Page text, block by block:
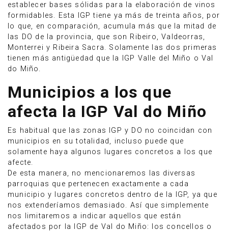
establecer bases sólidas para la elaboración de vinos
formidables. Esta IGP tiene ya más de treinta años, por
lo que, en comparación, acumula más que la mitad de
las DO de la provincia, que son Ribeiro, Valdeorras,
Monterrei y Ribeira Sacra. Solamente las dos primeras
tienen más antigüedad que la IGP Valle del Miño o Val
do Miño.
Municipios a los que
afecta la IGP Val do Miño
Es habitual que las zonas IGP y DO no coincidan con
municipios en su totalidad, incluso puede que
solamente haya algunos lugares concretos a los que
afecte.
De esta manera, no mencionaremos las diversas
parroquias que pertenecen exactamente a cada
municipio y lugares concretos dentro de la IGP, ya que
nos extenderíamos demasiado. Así que simplemente
nos limitaremos a indicar aquellos que están
afectados por la IGP de Val do Miño: los concellos o